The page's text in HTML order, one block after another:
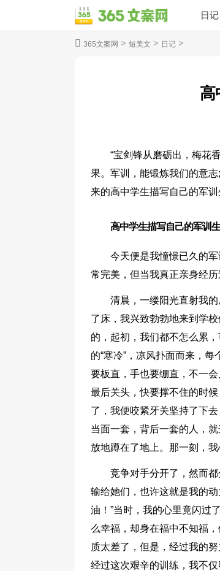
日记
365文案网 > 短美文 > 日记 >
高
“宝剑锋从磨砺出，梅花
果。军训，能锻炼我们的意
来的高中学生描写自己的军训
高中学生描写自己的军训
今天便是我憧憬已久的
常完美，但当我真正亲身经
清晨，一缕阳光直射我
了床，我兴致勃勃地来到学
的，起初，我们都不怎么累
的“寒冷”，凉风扑面而来，
要板直，手也要绷直，不一
最后关头，快要撑不住的时
了，我便咬紧牙关坚持了下
当面一套，背后一套的人，
放地蹲在了地上。那一刻，
竞争对手分开了，然而
输给她们，也许这就是我的
油！”当时，我的心里竟闪过
么幸福，却身在福中不知福
质太差了，但是，经过我的
经过这次艰辛的训练，我不